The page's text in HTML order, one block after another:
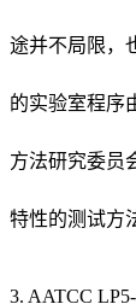
途并不局限，
的实验室程序
方法研究委员
特性的测试方
3. AATCC